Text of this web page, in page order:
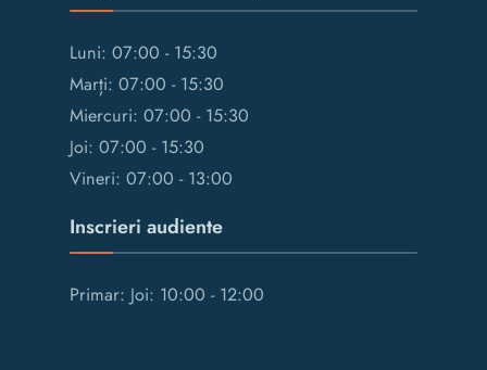
Luni: 07:00 - 15:30
Marți: 07:00 - 15:30
Miercuri: 07:00 - 15:30
Joi: 07:00 - 15:30
Vineri: 07:00 - 13:00
Inscrieri audiente
Primar: Joi: 10:00 - 12:00